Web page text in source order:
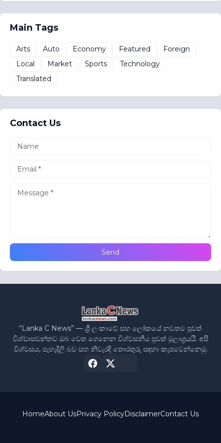
Main Tags
Arts Auto Economy Featured
Foreign
Local
Market Sports
Technology
Translated
Contact Us
“Lanka C News” — ශ්‍රී ලංකාවේ සහ ලෝකයේ නවතම පුවත්
විශ්වාසවන්තව ඔබ වෙත ගෙනෙන විශ්වසනීය පුවත් මූලාශ්‍රයයි. අපි
විශ්වසය, පැහැදිලි බව සහ නිවැරදි තොරතුරු සඳහා කැපවෙන්නෙමු.
HomeAbout UsPrivacy PolicyDisclaimerContact Us